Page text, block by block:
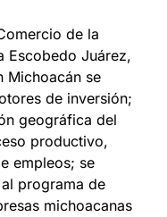
de la
Escobedo Juárez,
Michoacán se
de inversión;
geográfica del
productivo,
empleos; se
programa de
michoacanas